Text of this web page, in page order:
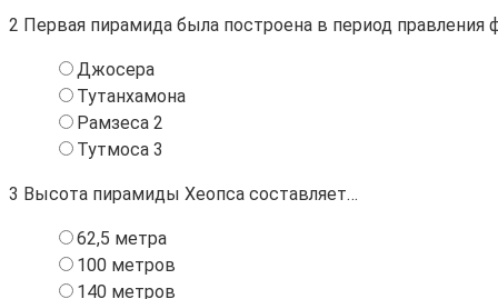
2 Первая пирамида была построена в период правления
Джосера
Тутанхамона
Рамзеса 2
Тутмоса 3
3 Высота пирамиды Хеопса составляет…
62,5 метра
100 метров
140 метров